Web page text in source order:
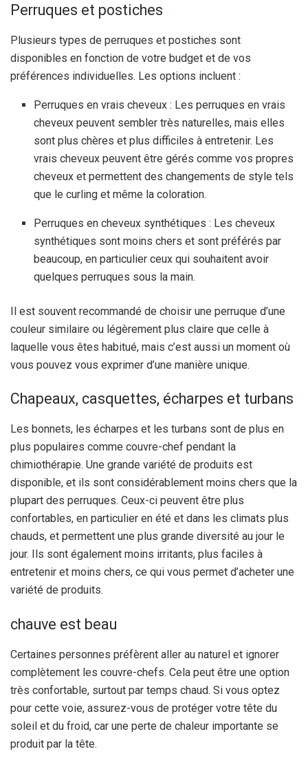
Perruques et postiches
Plusieurs types de perruques et postiches sont
disponibles en fonction de votre budget et de vos
préférences individuelles. Les options incluent :
Perruques en vrais cheveux : Les perruques en vrais
cheveux peuvent sembler très naturelles, mais elles
sont plus chères et plus difficiles à entretenir. Les
vrais cheveux peuvent être gérés comme vos propres
cheveux et permettent des changements de style tels
que le curling et même la coloration.
Perruques en cheveux synthétiques : Les cheveux
synthétiques sont moins chers et sont préférés par
beaucoup, en particulier ceux qui souhaitent avoir
quelques perruques sous la main.
Il est souvent recommandé de choisir une perruque d’une
couleur similaire ou légèrement plus claire que celle à
laquelle vous êtes habitué, mais c’est aussi un moment où
vous pouvez vous exprimer d’une manière unique.
Chapeaux, casquettes, écharpes et turbans
Les bonnets, les écharpes et les turbans sont de plus en
plus populaires comme couvre-chef pendant la
chimiothérapie. Une grande variété de produits est
disponible, et ils sont considérablement moins chers que la
plupart des perruques. Ceux-ci peuvent être plus
confortables, en particulier en été et dans les climats plus
chauds, et permettent une plus grande diversité au jour le
jour. Ils sont également moins irritants, plus faciles à
entretenir et moins chers, ce qui vous permet d’acheter une
variété de produits.
chauve est beau
Certaines personnes préfèrent aller au naturel et ignorer
complètement les couvre-chefs. Cela peut être une option
très confortable, surtout par temps chaud. Si vous optez
pour cette voie, assurez-vous de protéger votre tête du
soleil et du froid, car une perte de chaleur importante se
produit par la tête.